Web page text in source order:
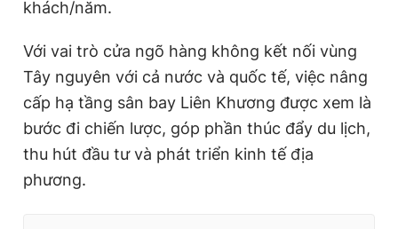
khách/năm.
Với vai trò cửa ngõ hàng không kết nối vùng
Tây nguyên với cả nước và quốc tế, việc nâng
cấp hạ tầng sân bay Liên Khương được xem là
bước đi chiến lược, góp phần thúc đẩy du lịch,
thu hút đầu tư và phát triển kinh tế địa
phương.